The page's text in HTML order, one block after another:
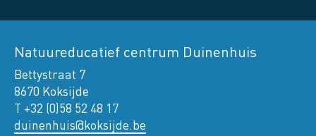
Natuureducatief centrum Duinenhuis
Bettystraat 7
8670 Koksijde
T +32 (0)58 52 48 17
duinenhuis@koksijde.be